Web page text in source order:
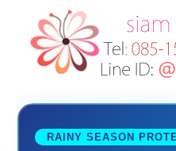
RAINY SEASON